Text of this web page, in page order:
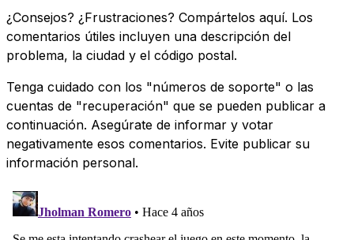
¿Consejos? ¿Frustraciones? Compártelos aquí. Los
comentarios útiles incluyen una descripción del
problema, la ciudad y el código postal.
Tenga cuidado con los "números de soporte" o las
cuentas de "recuperación" que se pueden publicar a
continuación. Asegúrate de informar y votar
negativamente esos comentarios. Evite publicar su
información personal.